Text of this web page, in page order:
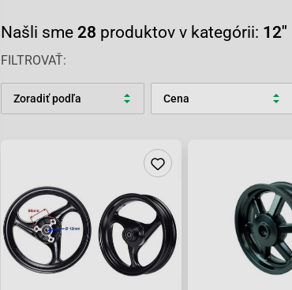
Našli sme 28 produktov v kategórii: 12"
FILTROVAŤ
Zoradiť podľa Cena